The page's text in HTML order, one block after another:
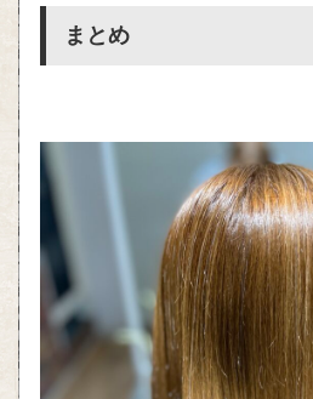
まとめ